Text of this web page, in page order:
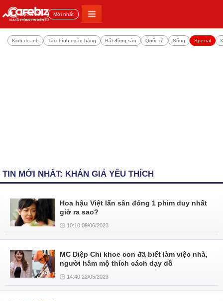
Đọc nhiều Mới nhất
Kinh doanh Tài chính ngân hàng Bất động sản Quốc tế Sống Special
TIN MỚI NHẤT: KHÁN GIẢ YÊU THÍCH
Hoa hậu Việt lấn sân đóng 1 phim duy nhất
giờ ra sao?
10:10 09/06/2023
MC Diệp Chi khoe con đã biết làm việc nhà,
người hâm mộ thích cách dạy dỗ
14:40 22/05/2023